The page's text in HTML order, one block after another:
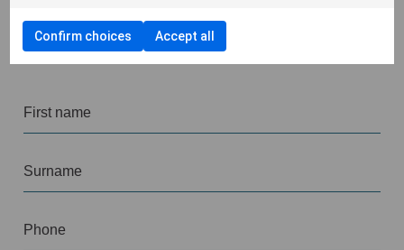
Contact us
Confirm choices Accept all